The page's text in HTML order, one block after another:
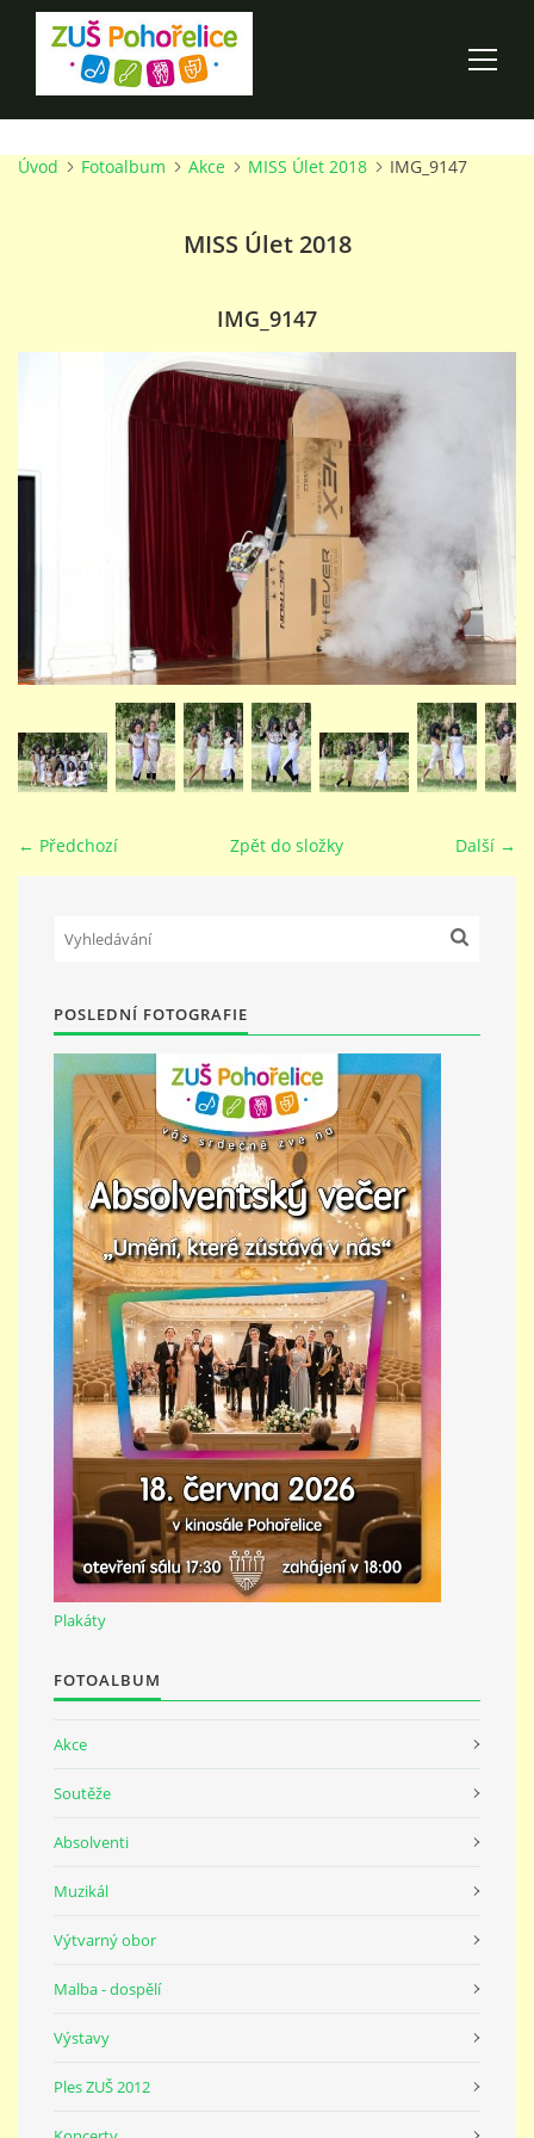
ÚVOD
100 LET ZUŠ POHOŘELICE
TALENTOVÉ ZKOUŠKY
STUDIJNÍ OBORY
GALERIE
VIDEA - FILMOVÁ TVORBA
KONTAKTY
PŘÍMĚSTSKÝ TÁBOR
MISS VÝTVARNÝ MODEL
ZAMĚSTNÁNÍ
DOTACE
GDPR
ZUŠ Pohořelice
Školní 462
Pohořelice
691 23
© 2026 eStránky.cz
Úvod Fotoalbum Akce MISS Úlet 2018 IMG_9147
MISS Úlet 2018
IMG_9147
← Předchozí Další →
Zpět do složky
POSLEDNÍ FOTOGRAFIE
Plakáty
FOTOALBUM
Akce
Soutěže
Absolventi
Muzikál
Výtvarný obor
Malba - dospělí
Výstavy
Ples ZUŠ 2012